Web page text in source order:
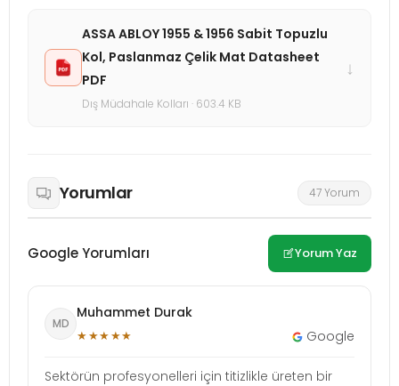
ASSA ABLOY 1955 & 1956 Sabit Topuzlu
Kol, Paslanmaz Çelik Mat Datasheet
PDF
Dış Müdahale Kolları · 603.4 KB
↓
Yorumlar 47 Yorum
Google Yorumları Yorum Yaz
MD
Muhammet Durak
★★★★★ Google
Sektörün profesyonelleri için titizlikle üreten bir